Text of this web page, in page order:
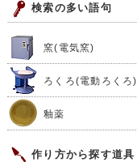
検索の多い語句
窯(電気窯)
ろくろ(電動ろくろ)
釉薬
作り方から探す道具